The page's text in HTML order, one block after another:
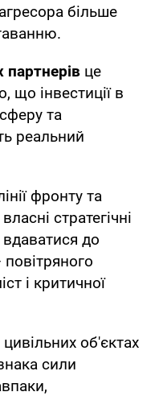
більше
це
що інвестиції в
та
реальний
фронту та
стратегічні
до
і критичної
об'єктах
сили